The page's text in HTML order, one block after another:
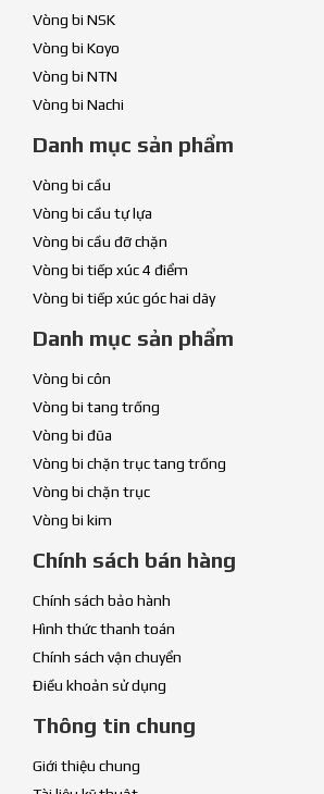
Vòng bi NSK
Vòng bi Koyo
Vòng bi NTN
Vòng bi Nachi
Danh mục sản phẩm
Vòng bi cầu
Vòng bi cầu tự lựa
Vòng bi cầu đỡ chặn
Vòng bi tiếp xúc 4 điểm
Vòng bi tiếp xúc góc hai dãy
Danh mục sản phẩm
Vòng bi côn
Vòng bi tang trống
Vòng bi đũa
Vòng bi chặn trục tang trống
Vòng bi chặn trục
Vòng bi kim
Chính sách bán hàng
Chính sách bảo hành
Hình thức thanh toán
Chính sách vận chuyển
Điều khoản sử dụng
Thông tin chung
Giới thiệu chung